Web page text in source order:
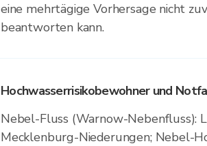
eine mehrtägige Vorhersage nicht
beantworten kann.
Hochwasserrisikobewohner und
Nebel-Fluss (Warnow-Nebenfluss):
Mecklenburg-Niederungen; Nebel-